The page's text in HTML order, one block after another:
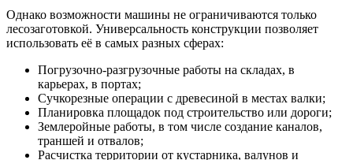
Однако возможности машины не ограничиваются только
лесозаготовкой. Универсальность конструкции позволяет
использовать её в самых разных сферах:
Погрузочно-разгрузочные работы на складах, в
карьерах, в портах;
Сучкорезные операции с древесиной в местах валки;
Планировка площадок под строительство или дороги;
Землеройные работы, в том числе создание каналов,
траншей и отвалов;
Расчистка территории от кустарника, валунов и